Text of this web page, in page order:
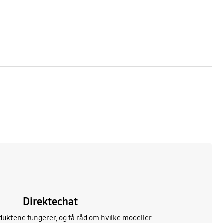
Direktechat
fungerer, og få råd om hvilke modeller